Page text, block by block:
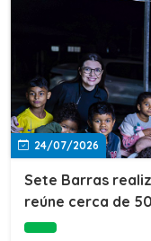
24/07/2026
Sete Barras
reúne cerca de